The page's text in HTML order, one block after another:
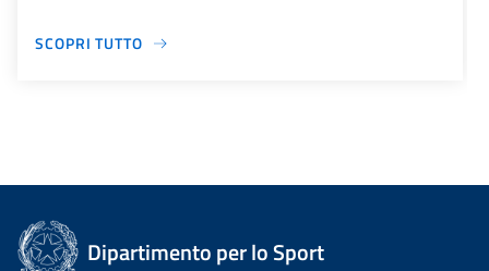
SCOPRI TUTTO
Dipartimento per lo Sport